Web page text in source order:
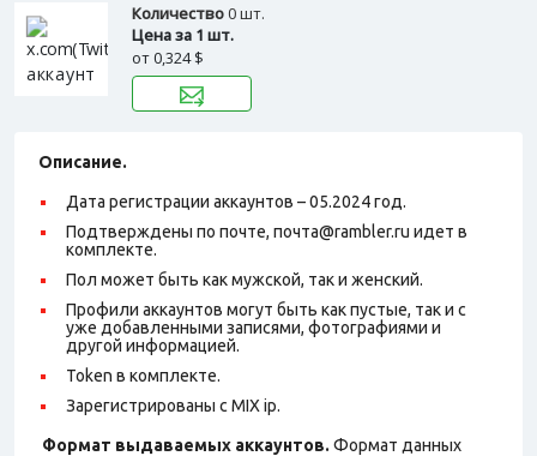
Количество0 шт.
Цена за 1 шт.
от0,324 $
Описание.
Дата регистрации аккаунтов – 05.2024 год.
Подтверждены по почте, почта@rambler.ru идет в
комплекте.
Пол может быть как мужской, так и женский.
Профили аккаунтов могут быть как пустые, так и с
уже добавленными записями, фотографиями и
другой информацией.
Token в комплекте.
Зарегистрированы с MIX ip.
Формат выдаваемых аккаунтов. Формат данных